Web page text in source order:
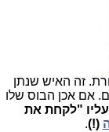
זה האיש שנתן
אם אכן הבוס שלו
עליו "לקחת את
(!)
.